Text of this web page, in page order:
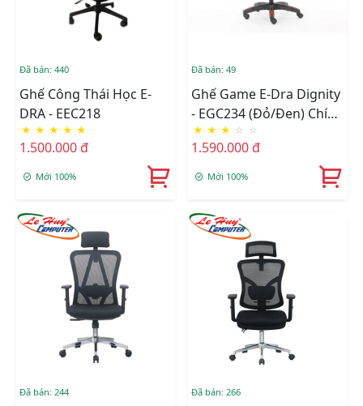
Đã bán: 440
Ghế Công Thái Học E-
DRA - EEC218
★ ★ ★ ★ ★
1.500.000 đ
Mới 100%
Đã bán: 49
Ghế Game E-Dra Dignity
- EGC234 (Đỏ/Đen) Chính
Hãng
★ ★ ★ ☆ ☆
1.590.000 đ
Mới 100%
Đã bán: 244 Đã bán: 266